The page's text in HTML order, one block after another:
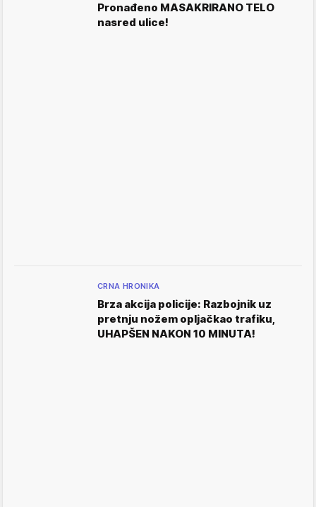
Pronađeno MASAKRIRANO TELO
nasred ulice!
CRNA HRONIKA
Brza akcija policije: Razbojnik uz
pretnju nožem opljačkao trafiku,
UHAPŠEN NAKON 10 MINUTA!